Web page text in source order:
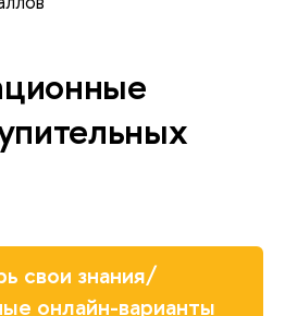
свои знания/
онлайн-варианты